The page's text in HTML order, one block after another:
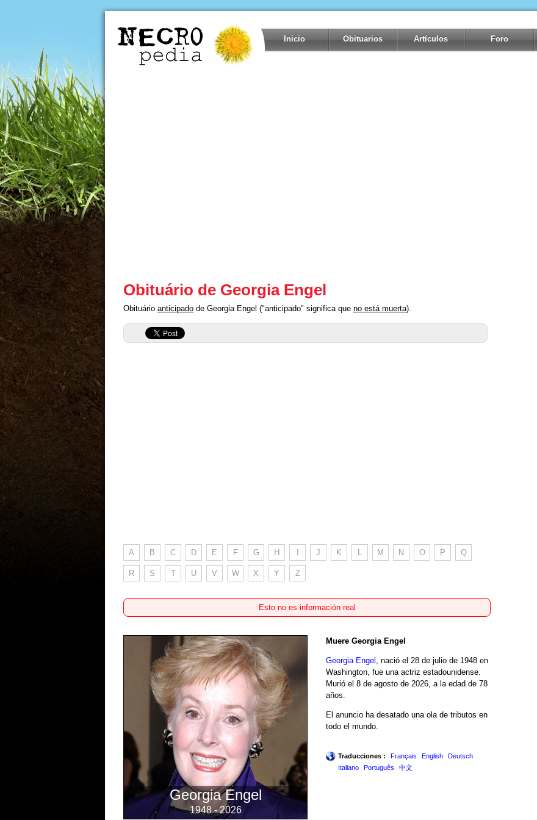
Inicio Obituarios Artículos Foro
Obituário de Georgia Engel
Obituário anticipado de Georgia Engel ("anticipado" significa que no está muerta).
A B C D E F G H J K L M N O P Q
R S T U V W X Y Z
Esto no es información real
Georgia Engel
1948 - 2026
Muere Georgia Engel
Georgia Engel
, nació el 28 de julio de 1948 en
Washington, fue una actriz estadounidense.
Murió el 8 de agosto de 2026, a la edad de 78
años.
El anuncio ha desatado una ola de tributos en
todo el mundo.
Traducciones : Français English
Deutsch
Italiano
Português 中文